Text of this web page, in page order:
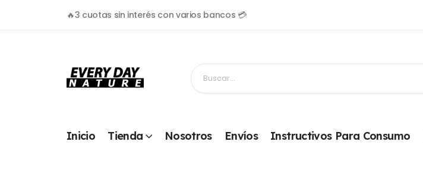
🔥3 cuotas sin interés con varios bancos 💳
Inicio Tienda Nosotros Envíos Instructivos Para Consumo